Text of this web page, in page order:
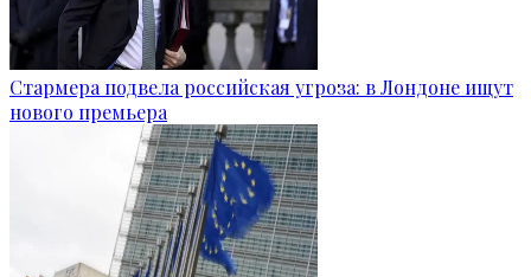
Стармера подвела российская угроза: в Лондоне ищут
нового премьера